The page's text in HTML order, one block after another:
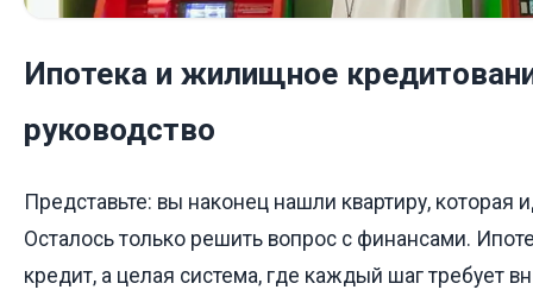
Ипотека и жилищное
руководство
Представьте: вы наконец нашли квартиру, которая
Осталось только решить вопрос с финансами.
кредит, а целая система, где каждый шаг требует